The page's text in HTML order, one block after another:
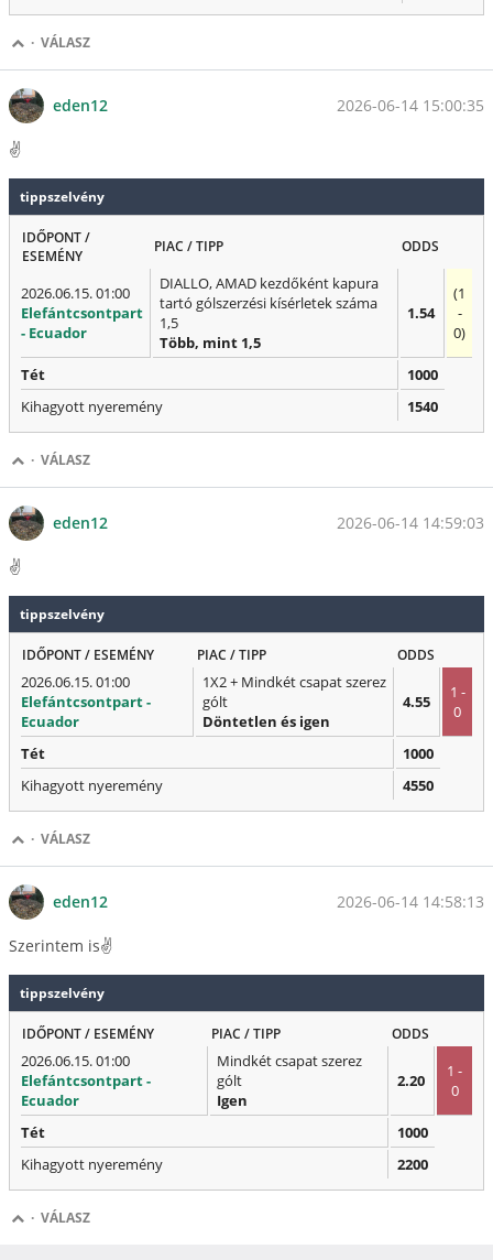
· VÁLASZ
eden12 2026-06-14 15:00:35
✌️
tippszelvény
IDŐPONT /
ESEMÉNY
PIAC / TIPP ODDS
2026.06.15. 01:00
Elefántcsontpart
- Ecuador
DIALLO, AMAD kezdőként kapura
tartó gólszerzési kísérletek száma
1,5
Több, mint 1,5
1.54
(1
-
0)
Tét
1000
Kihagyott nyeremény
1540
· VÁLASZ
eden12 2026-06-14 14:59:03
✌️
tippszelvény
IDŐPONT / ESEMÉNY PIAC / TIPP ODDS
2026.06.15. 01:00
Elefántcsontpart -
Ecuador
1X2 + Mindkét csapat szerez
gólt
Döntetlen és igen
4.55
1 -
0
Tét
1000
Kihagyott nyeremény
4550
· VÁLASZ
eden12 2026-06-14 14:58:13
Szerintem is✌️
tippszelvény
IDŐPONT / ESEMÉNY PIAC / TIPP ODDS
2026.06.15. 01:00
Elefántcsontpart -
Ecuador
Mindkét csapat szerez
gólt
Igen
2.20
1 -
0
Tét
1000
Kihagyott nyeremény
2200
· VÁLASZ